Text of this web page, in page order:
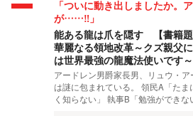
「ついに動き出しましたか。
が……‼︎」
能ある龍は爪を隠す 【書籍
華麗なる領地改革～クズ親父
は世界最強の龍魔法使いです～
アードレン男爵家長男、リュウ・
は謎に包まれている。 領民A「た
く知らない」 執事B「勉強ができ